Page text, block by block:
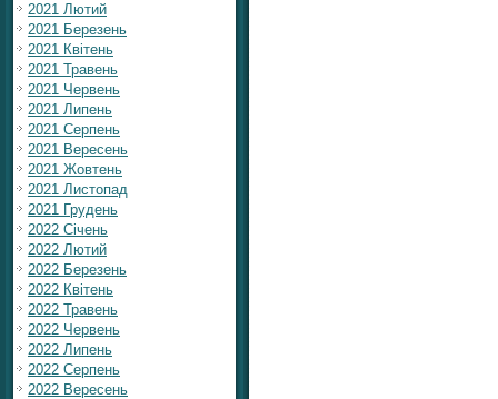
2021 Лютий
2021 Березень
2021 Квітень
2021 Травень
2021 Червень
2021 Липень
2021 Серпень
2021 Вересень
2021 Жовтень
2021 Листопад
2021 Грудень
2022 Січень
2022 Лютий
2022 Березень
2022 Квітень
2022 Травень
2022 Червень
2022 Липень
2022 Серпень
2022 Вересень